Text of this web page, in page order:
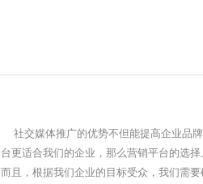
社交媒体推广的优势不但能提高企业品
台更适合我们的企业，那么营销平台的选
而且，根据我们企业的目标受众，我们需